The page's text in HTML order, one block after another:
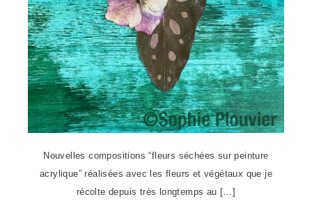
Nouvelles compositions “fleurs séchées sur peinture
acrylique” réalisées avec les fleurs et végétaux que je
récolte depuis très longtemps au […]